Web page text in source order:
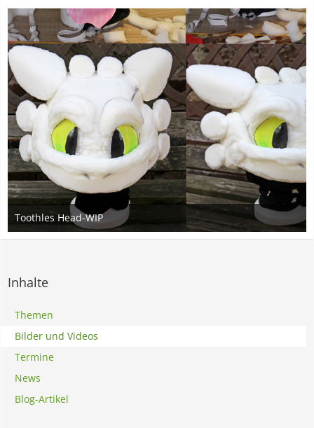
5
Toothles Head-WIP
25. April 2015
Inhalte
Themen
Bilder und Videos
Termine
News
Blog-Artikel